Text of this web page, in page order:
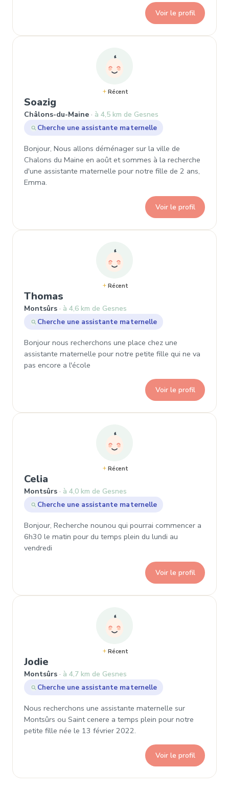
Voir le profil
Récent
Soazig
Châlons-du-Maine
à 4,5 km de Gesnes
Cherche une assistante maternelle
Bonjour, Nous allons déménager sur la ville de
Chalons du Maine en août et sommes à la recherche
d'une assistante maternelle pour notre fille de 2 ans,
Emma.
Voir le profil
Récent
Thomas
Montsûrs
à 4,6 km de Gesnes
Cherche une assistante maternelle
Bonjour nous recherchons une place chez une
assistante maternelle pour notre petite fille qui ne va
pas encore a l'école
Voir le profil
Récent
Celia
Montsûrs
à 4,0 km de Gesnes
Cherche une assistante maternelle
Bonjour, Recherche nounou qui pourrai commencer a
6h30 le matin pour du temps plein du lundi au
vendredi
Voir le profil
Récent
Jodie
Montsûrs
à 4,7 km de Gesnes
Cherche une assistante maternelle
Nous recherchons une assistante maternelle sur
Montsûrs ou Saint cenere a temps plein pour notre
petite fille née le 13 février 2022.
Voir le profil